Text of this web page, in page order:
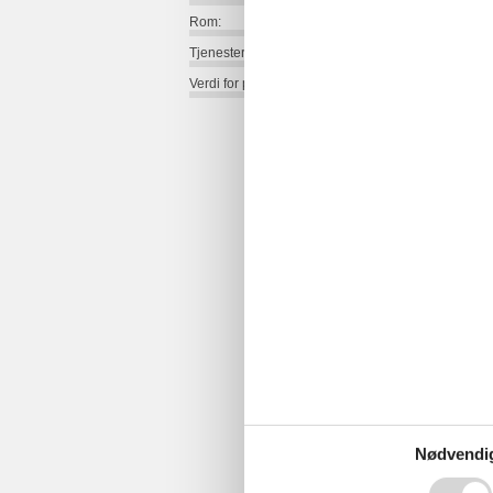
Rom:
Tjenester på stedet:
Verdi for pengene: